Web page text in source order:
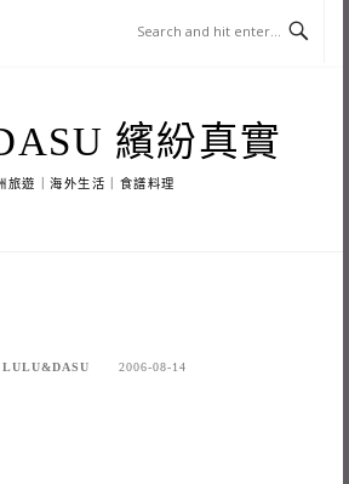
繽紛真實
旅遊｜海外生活｜食譜料理
LULU&DASU 2006-08-14